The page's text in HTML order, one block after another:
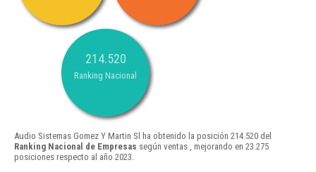
214.520
Ranking Nacional
Audio Sistemas Gomez Y Martin Sl ha obtenido la posición 214.520 del
Ranking Nacional de Empresas según ventas , mejorando en 23.275
posiciones respecto al año 2023.